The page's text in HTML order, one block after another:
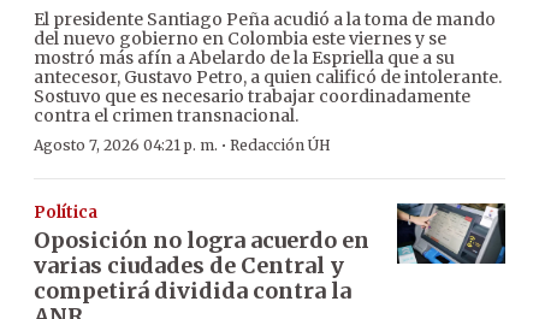
El presidente Santiago Peña acudió a la toma de mando
del nuevo gobierno en Colombia este viernes y se
mostró más afín a Abelardo de la Espriella que a su
antecesor, Gustavo Petro, a quien calificó de intolerante.
Sostuvo que es necesario trabajar coordinadamente
contra el crimen transnacional.
Agosto 7, 2026 04:21 p. m. · Redacción ÚH
Política
Oposición no logra acuerdo en
varias ciudades de Central y
competirá dividida contra la